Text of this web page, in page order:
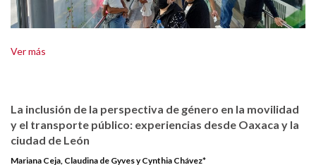
Ver más
La inclusión de la perspectiva de género en la movilidad
y el transporte público: experiencias desde Oaxaca y la
ciudad de León
Mariana Ceja, Claudina de Gyves y Cynthia Chávez*